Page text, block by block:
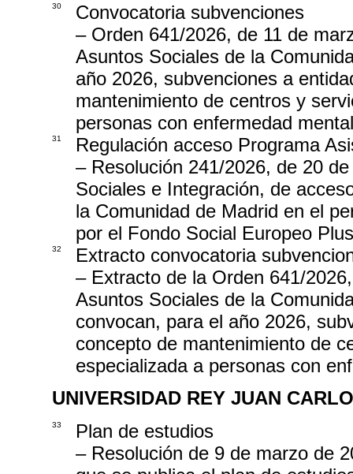
30
Convocatoria subvenciones
– Orden 641/2026, de 11 de
Asuntos Sociales de la
año 2026, subvenciones a
mantenimiento de centros y
personas con enfermedad
31
Regulación acceso Programa
– Resolución 241/2026, de 20
Sociales e Integración, de
la Comunidad de Madrid en el
por el Fondo Social Europeo
32
Extracto convocatoria
– Extracto de la Orden 641/
Asuntos Sociales de la
convocan, para el año 2026,
concepto de mantenimiento de
especializada a personas con
UNIVERSIDAD REY JUAN
33
Plan de estudios
– Resolución de 9 de marzo de